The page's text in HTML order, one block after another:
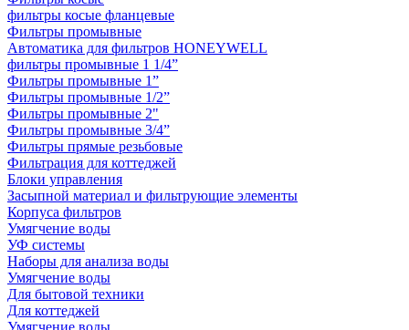
фильтры косые фланцевые
Фильтры промывные
Автоматика для фильтров HONEYWELL
фильтры промывные 1 1/4”
Фильтры промывные 1”
Фильтры промывные 1/2”
Фильтры промывные 2"
Фильтры промывные 3/4”
Фильтры прямые резьбовые
Фильтрация для коттеджей
Блоки управления
Засыпной материал и фильтрующие элементы
Корпуса фильтров
Умягчение воды
УФ системы
Наборы для анализа воды
Умягчение воды
Для бытовой техники
Для коттеджей
Умягчение воды